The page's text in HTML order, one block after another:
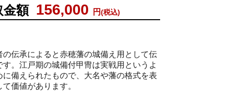
金額 156,000 円(税込)
の伝承によると赤穂藩の城備え用として伝
。江戸期の城備付甲冑は実戦用というよ
に備えられたもので、大名や藩の格式を表
価値があります。